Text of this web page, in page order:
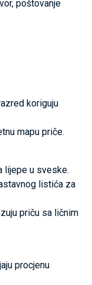
poštovanje
koriguju
mapu priče.
lijepe u sveske.
listića za
priču sa ličnim
procjenu